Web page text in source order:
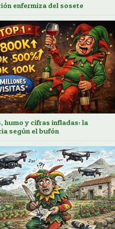
enfermiza del sosete
humo y cifras infladas: la
según el bufón